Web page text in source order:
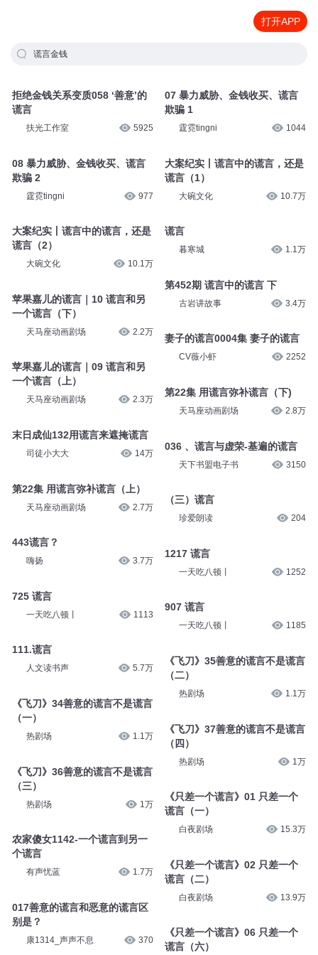
打开APP
谎言金钱
拒绝金钱关系变质058 ‘善意’的
谎言
扶光工作室 5925
08 暴力威胁、金钱收买、谎言
欺骗 2
霆霓tingni 977
大案纪实丨谎言中的谎言，还是
谎言（2）
大碗文化 10.1万
苹果嘉儿的谎言｜10 谎言和另
一个谎言（下）
天马座动画剧场 2.2万
苹果嘉儿的谎言｜09 谎言和另
一个谎言（上）
天马座动画剧场 2.3万
末日成仙132用谎言来遮掩谎言
司徒小大大 14万
第22集 用谎言弥补谎言（上）
天马座动画剧场 2.7万
443谎言？
嗨扬 3.7万
725 谎言
一天吃八顿丨 1113
111.谎言
人文读书声 5.7万
《飞刀》34善意的谎言不是谎言
（一）
热剧场 1.1万
《飞刀》36善意的谎言不是谎言
（三）
热剧场 1万
农家傻女1142-一个谎言到另一
个谎言
有声忧蓝 1.7万
017善意的谎言和恶意的谎言区
别是？
康1314_声声不息 370
07 暴力威胁、金钱收买、谎言
欺骗 1
霆霓tingni 1044
大案纪实丨谎言中的谎言，还是
谎言（1）
大碗文化 10.7万
谎言
暮寒城 1.1万
第452期 谎言中的谎言 下
古岩讲故事 3.4万
妻子的谎言0004集 妻子的谎言
CV薇小虾 2252
第22集 用谎言弥补谎言（下)
天马座动画剧场 2.8万
036 、谎言与虚荣-基遍的谎言
天下书盟电子书 3150
（三）谎言
珍爱朗读 204
1217 谎言
一天吃八顿丨 1252
907 谎言
一天吃八顿丨 1185
《飞刀》35善意的谎言不是谎言
（二）
热剧场 1.1万
《飞刀》37善意的谎言不是谎言
（四）
热剧场 1万
《只差一个谎言》01 只差一个
谎言（一）
白夜剧场 15.3万
《只差一个谎言》02 只差一个
谎言（二）
白夜剧场 13.9万
《只差一个谎言》06 只差一个
谎言（六）